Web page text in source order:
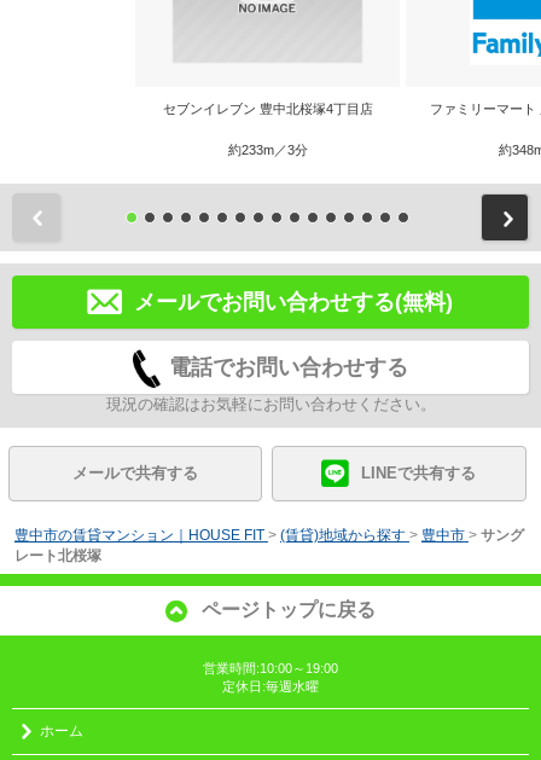
セブンイレブン 豊中北桜塚4丁目店
約233m／3分
ファミリーマー
約
メールでお問い合わせする(無料)
電話でお問い合わせする
現況の確認はお気軽にお問い合わせください。
メールで共有する LINEで共有する
豊中市の賃貸マンション｜HOUSE FIT > (賃貸)地域から探す > 豊中市 > サング
レート北桜塚
ページトップに戻る
営業時間:10:00～19:00
定休日:毎週水曜
ホーム